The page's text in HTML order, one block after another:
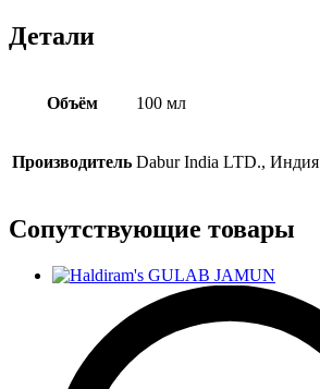
Детали
Объём 100 мл
Производитель Dabur India LTD., Индия
Сопутствующие товары